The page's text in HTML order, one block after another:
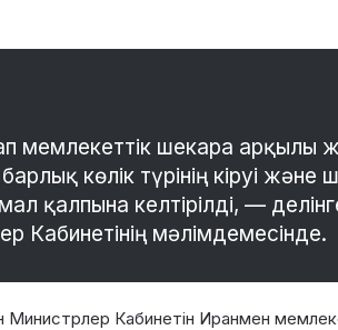
мемлекеттік шекара арқылы
көлік түрінің кіруі және
қалпына келтірілді, —
Кабинетінің мәлімдемесінде.
Министрлер Кабинетін Иранмен